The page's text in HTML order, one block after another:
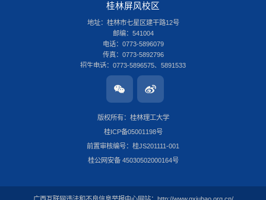
桂林屏风校区
地址：桂林市七星区建干路12号
邮编：541004
电话：0773-5896079
传真：0773-5892796
招生电话：0773-5896575、5891533
桂林雁山校区
地址：桂林市雁山区雁山街319号
电话：0773-3696580
传真：0773-8986516
招生电话：0773-3678379
南宁安吉校区
邮编：530001
版权所有：桂林理工大学
桂ICP备05001198号
前置审核编号：桂JS201111-001
桂公网安备 45030502000164号